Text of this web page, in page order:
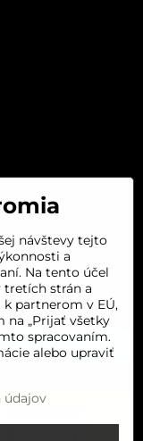
návštevy tejto
a
Na tento účel
tretích strán a
partnerom v EÚ,
na „Prijať všetky
spracovaním.
alebo upraviť
údajov